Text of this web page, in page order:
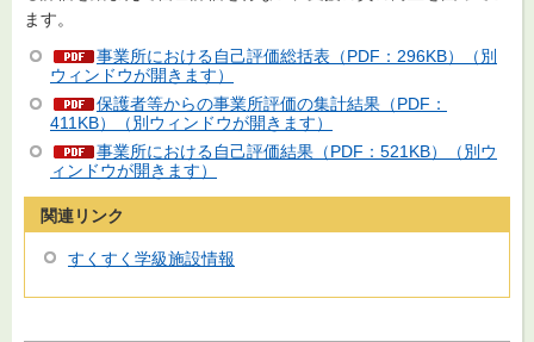
ます。
事業所における自己評価総括表（PDF：296KB）（別
ウィンドウが開きます）
保護者等からの事業所評価の集計結果（PDF：
411KB）（別ウィンドウが開きます）
事業所における自己評価結果（PDF：521KB）（別ウ
ィンドウが開きます）
関連リンク
すくすく学級施設情報